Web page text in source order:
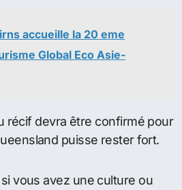
accueille la 20 eme
Global Eco Asie-
récif devra être confirmé pour
puisse rester fort.
vous avez une culture ou